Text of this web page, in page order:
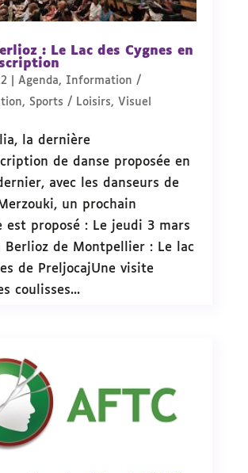
: Le Lac des Cygnes en
Agenda, Information /
, Sports / Loisirs, Visuel
la dernière
de danse proposée en
avec les danseurs de
un prochain
est proposé : Le jeudi 3 mars
Berlioz de Montpellier : Le lac
de PreljocajUne visite
coulisses...